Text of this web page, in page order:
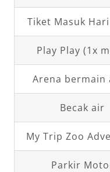
Tiket Masuk
Play Play (1x
Arena bermain
Becak air
My Trip Zoo
Parkir